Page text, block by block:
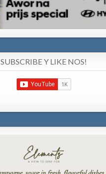
SUBSCRIBE Y LIKE NOS!